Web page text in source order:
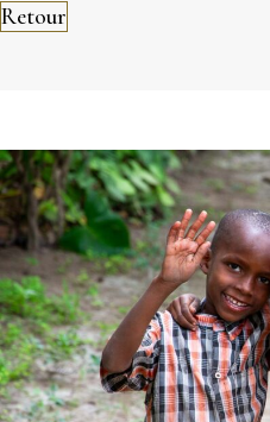
Retour